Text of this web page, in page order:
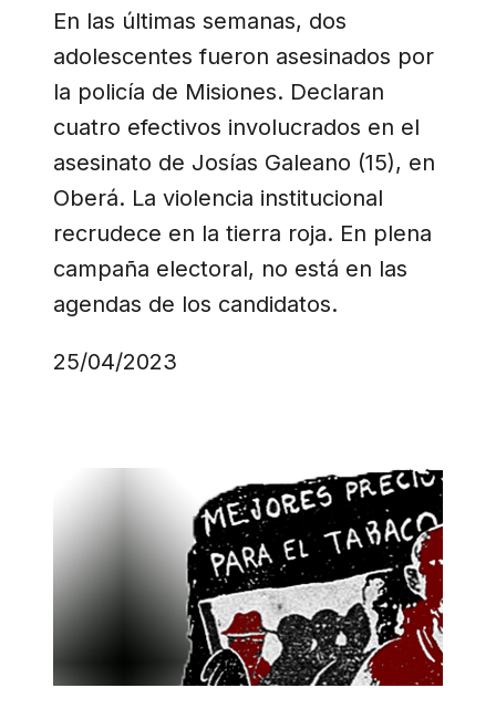
En las últimas semanas, dos
adolescentes fueron asesinados por
la policía de Misiones. Declaran
cuatro efectivos involucrados en el
asesinato de Josías Galeano (15), en
Oberá. La violencia institucional
recrudece en la tierra roja. En plena
campaña electoral, no está en las
agendas de los candidatos.
25/04/2023